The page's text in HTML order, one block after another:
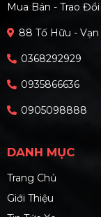
Mua Bán - Trao Đổi
88 Tố Hữu -
0368292929
0935866636
0905098888
DANH MỤC
Trang Chủ
Giới Thiệu